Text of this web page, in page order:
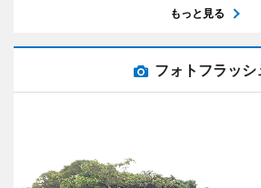
もっと見る
フォトフラッシ